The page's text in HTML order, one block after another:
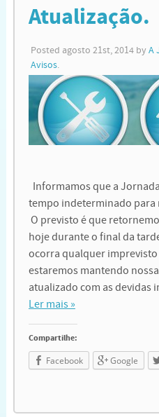
Atualização.
Posted agosto 21st, 2014by A
Avisos.
Informamos que a
tempo indeterminado para
O previsto é que
hoje durante o final da
ocorra qualquer imprevisto
estaremos mantendo
atualizado com as
Ler mais »
Compartilhe:
Facebook Google